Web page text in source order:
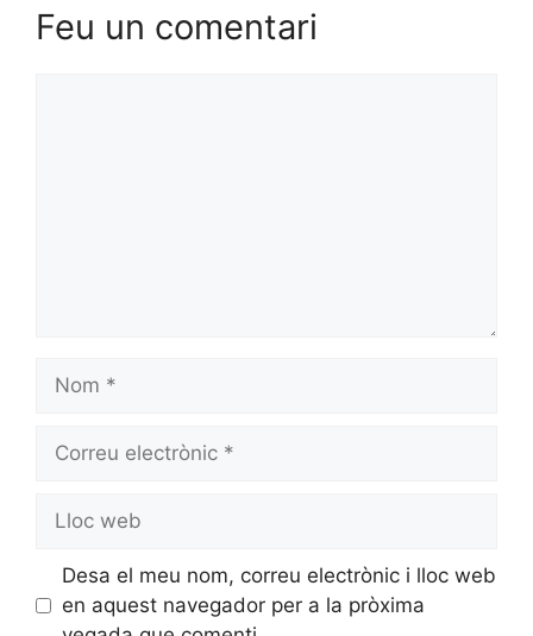
Feu un comentari
Desa el meu nom, correu electrònic i lloc web
en aquest navegador per a la pròxima